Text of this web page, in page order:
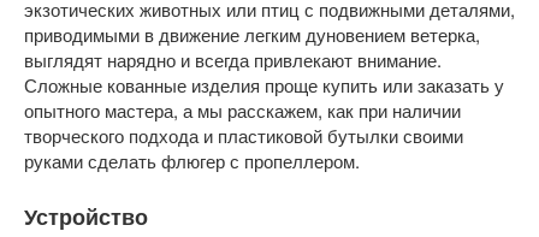
экзотических животных или птиц с подвижными деталями,
приводимыми в движение легким дуновением ветерка,
выглядят нарядно и всегда привлекают внимание.
Сложные кованные изделия проще купить или заказать у
опытного мастера, а мы расскажем, как при наличии
творческого подхода и пластиковой бутылки своими
руками сделать флюгер с пропеллером.
Устройство